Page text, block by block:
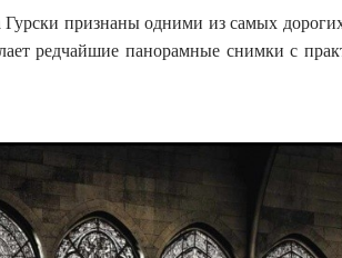
признаны одними из самых
редчайшие панорамные снимки с